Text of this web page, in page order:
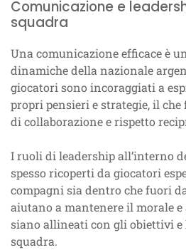
Comunicazione e
squadra
Una comunicazione efficace è
dinamiche della nazionale
giocatori sono incoraggiati a
propri pensieri e strategie, il
di collaborazione e rispetto
I ruoli di leadership all’interno
spesso ricoperti da giocatori
compagni sia dentro che fuori
aiutano a mantenere il morale
siano allineati con gli obiettivi e
squadra.